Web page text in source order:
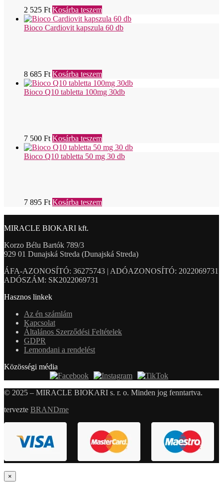
2 525 Ft Kosárba teszem
Bioco Cardiovit kapszula 60 db
8 685 Ft Kosárba teszem
Bioco Q10 tabletta 100mg 30db
7 500 Ft Kosárba teszem
Bioco Q10 tabletta 50 mg 30 db
7 895 Ft Kosárba teszem
MIRACLE BIOKARI kft.
Korzo Bélu Bartók 789/3
929 01 Dunajská Streda (Dunajská Streda)
ÁFA-AZONOSÍTÓ: 36275743 | ADÓAZONOSÍTÓ: 2022069731
ADÓSZÁM: SK2022069731
Hasznos linkek
Az én számlám
Kapcsolat
Általános Szerződési Feltételek
GDPR
Lemondani a rendelést
Közösségi média
© 2025 – MIRACLE BIOKARI s. r. o. Minden jog fenntartva.
tervezte BRANDme
×